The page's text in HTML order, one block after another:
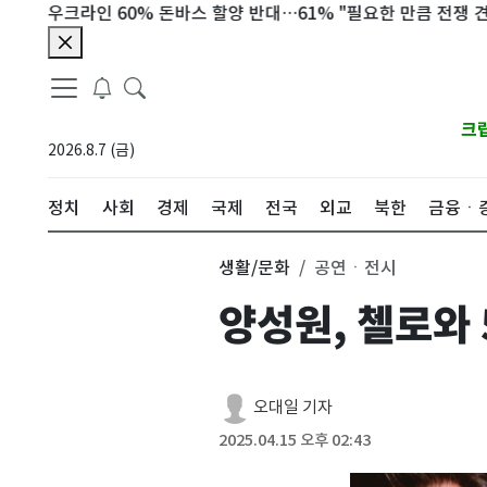
라인 60% 돈바스 할양 반대…61% "필요한 만큼 전쟁 견딜 것"
2026.8.7 (금)
크
정치 사회 경제 국제 전국 외교 북한 금융ㆍ
생활/문화 공연ㆍ전시
양성원, 첼로
오대일 기자
2025.04.15 오후 02:43